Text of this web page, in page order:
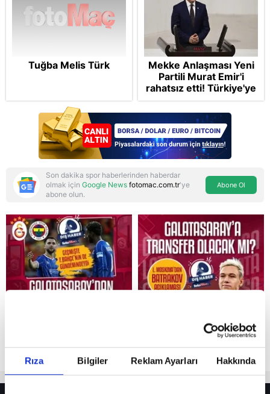
Rıza Bilgiler Reklam Ayarları Hakkında
Reddet
Tuğba Melis Türk
Mekke Anlaşması Yeni
Partili Murat Emir'i
rahatsız etti! Türkiye'ye
"paralı muhafız" rolü
biçti
Son dakika spor haberlerinden haberdar
olmak için Google News fotomac.com.tr'ye
abone olun.
Abone Ol